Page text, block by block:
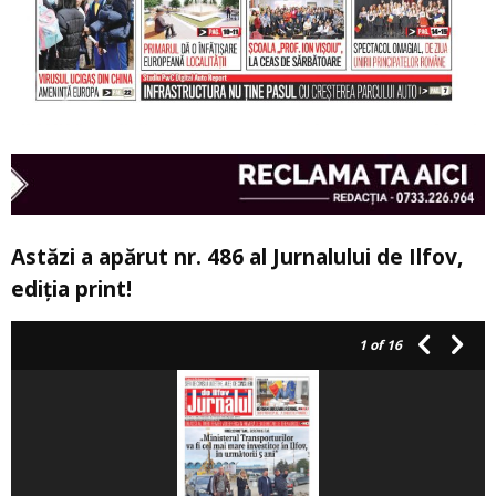
Astăzi a apărut nr. 486 al Jurnalului de Ilfov,
ediția print!
1 of 16